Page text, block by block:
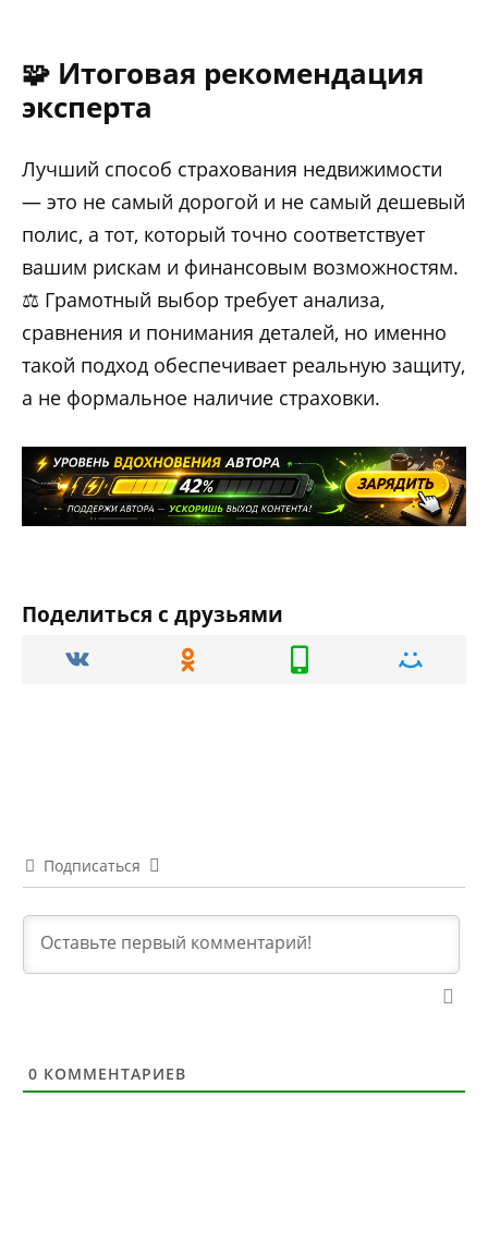
🧩 Итоговая рекомендация
эксперта
Лучший способ страхования недвижимости
— это не самый дорогой и не самый дешевый
полис, а тот, который точно соответствует
вашим рискам и финансовым возможностям.
⚖️ Грамотный выбор требует анализа,
сравнения и понимания деталей, но именно
такой подход обеспечивает реальную защиту,
а не формальное наличие страховки.
Поделиться с друзьями
Подписаться
0 КОММЕНТАРИЕВ